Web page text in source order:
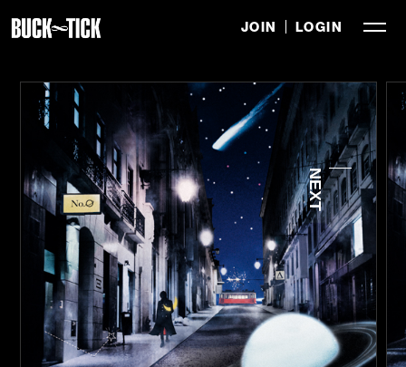
JOIN LOGIN